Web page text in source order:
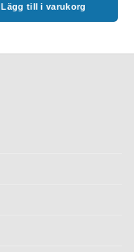
Lägg till i varukorg